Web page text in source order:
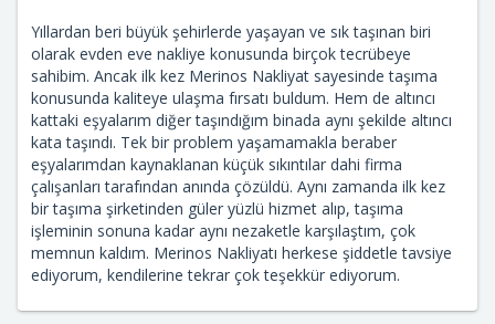
Yıllardan beri büyük şehirlerde yaşayan ve sık taşınan biri
olarak evden eve nakliye konusunda birçok tecrübeye
sahibim. Ancak ilk kez Merinos Nakliyat sayesinde taşıma
konusunda kaliteye ulaşma fırsatı buldum. Hem de altıncı
kattaki eşyalarım diğer taşındığım binada aynı şekilde altıncı
kata taşındı. Tek bir problem yaşamamakla beraber
eşyalarımdan kaynaklanan küçük sıkıntılar dahi firma
çalışanları tarafından anında çözüldü. Aynı zamanda ilk kez
bir taşıma şirketinden güler yüzlü hizmet alıp, taşıma
işleminin sonuna kadar aynı nezaketle karşılaştım, çok
memnun kaldım. Merinos Nakliyatı herkese şiddetle tavsiye
ediyorum, kendilerine tekrar çok teşekkür ediyorum.